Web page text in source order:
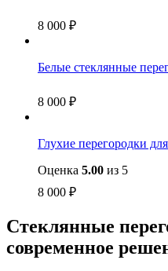
8 000 ₽
Белые стеклянные
8 000 ₽
Глухие перегородки
Оценка 5.00 из 5
8 000 ₽
Стеклянные
современное